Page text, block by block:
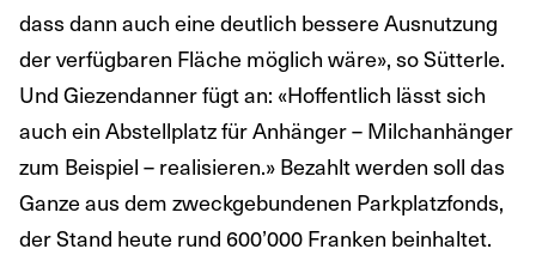
dass dann auch eine deutlich bessere Ausnutzung
der verfügbaren Fläche möglich wäre», so Sütterle.
Und Giezendanner fügt an: «Hoffentlich lässt sich
auch ein Abstellplatz für Anhänger – Milchanhänger
zum Beispiel – realisieren.» Bezahlt werden soll das
Ganze aus dem zweckgebundenen Parkplatzfonds,
der Stand heute rund 600’000 Franken beinhaltet.